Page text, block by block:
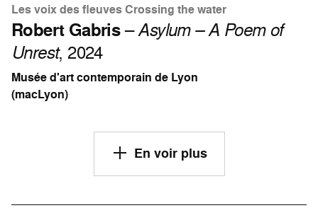
Les voix des fleuves Crossing the water
Robert Gabris–Asylum – A Poem of
Unrest, 2024
Musée d'art contemporain de Lyon
(macLyon)
En voir plus